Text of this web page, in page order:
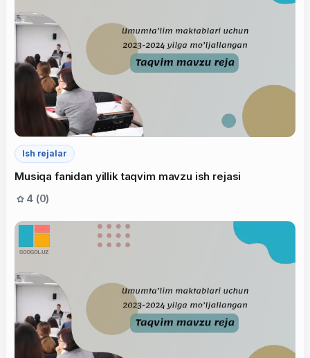
Ish rejalar
Musiqa fanidan yillik taqvim mavzu ish rejasi
4 (0)